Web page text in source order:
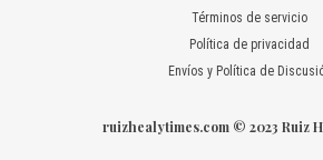
Términos de servicio
Política de privacidad
Envíos y Política de
ruizhealytimes.com © 2023 Ruiz